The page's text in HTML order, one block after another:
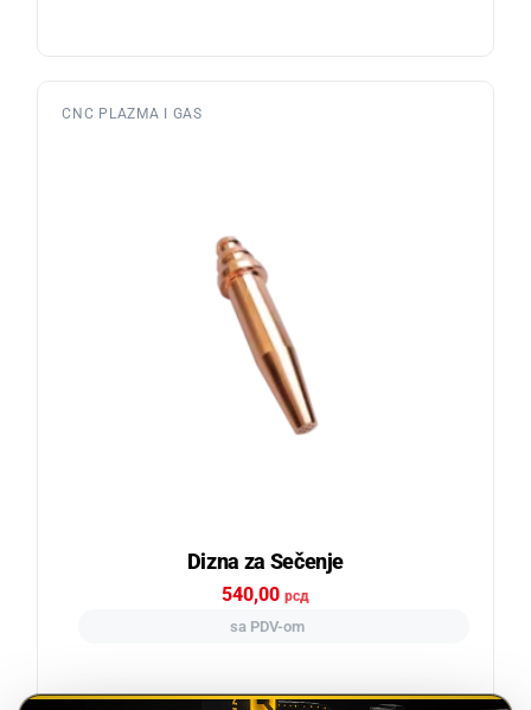
CNC PLAZMA I GAS
Dizna za Sečenje
540,00 рсд
sa PDV-om